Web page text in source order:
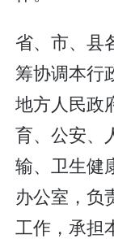
省、市、县
筹协调本行
地方人民政
育、公安、
输、卫生健
办公室，负
工作，承担